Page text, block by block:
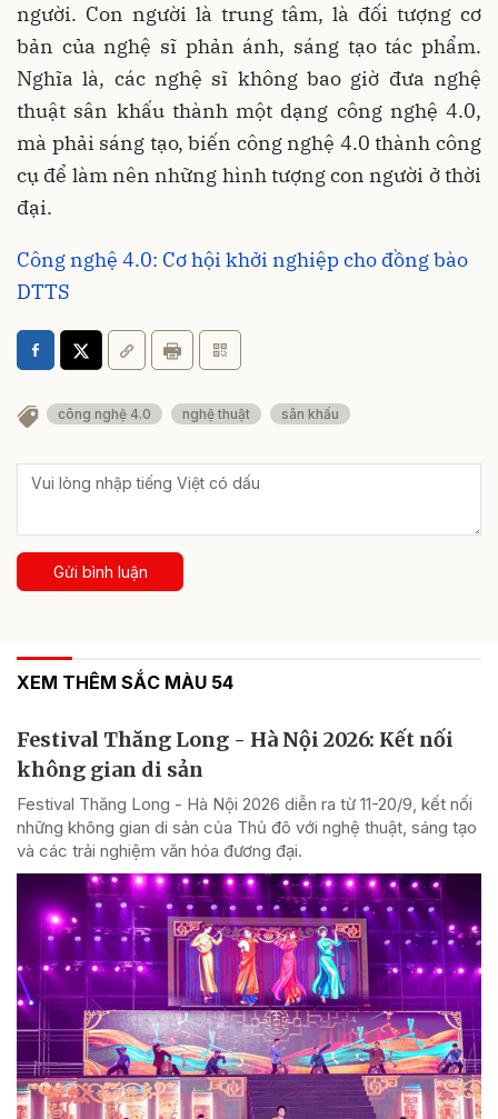
người. Con người là trung tâm, là đối tượng cơ
bản của nghệ sĩ phản ánh, sáng tạo tác phẩm.
Nghĩa là, các nghệ sĩ không bao giờ đưa nghệ
thuật sân khấu thành một dạng công nghệ 4.0,
mà phải sáng tạo, biến công nghệ 4.0 thành công
cụ để làm nên những hình tượng con người ở thời
đại.
Công nghệ 4.0: Cơ hội khởi nghiệp cho đồng bào
DTTS
công nghệ 4.0 nghệ thuật sân khấu
Gửi bình luận
XEM THÊM SẮC MÀU 54
Festival Thăng Long - Hà Nội 2026: Kết nối
không gian di sản
Festival Thăng Long - Hà Nội 2026 diễn ra từ 11-20/9, kết nối
những không gian di sản của Thủ đô với nghệ thuật, sáng tạo
và các trải nghiệm văn hóa đương đại.